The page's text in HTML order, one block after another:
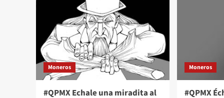
Moneros
#QPMX Echale una miradita al
Moneros
#QPMX